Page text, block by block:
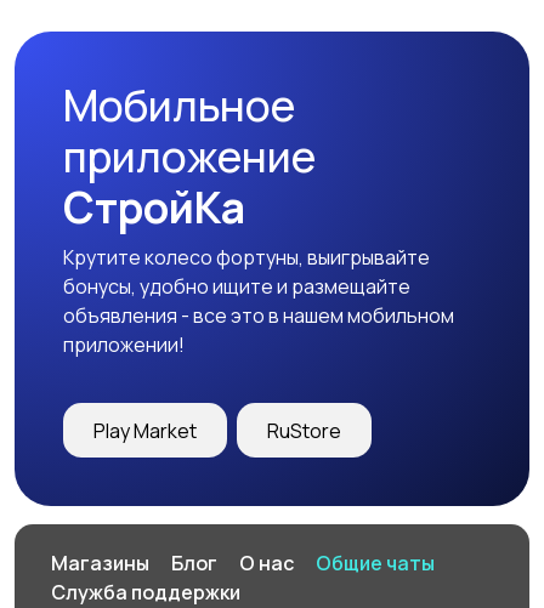
Образование и наука Офисный персонал
Перевозки, склад,
закупки 50
Продажи
Производство19
Рестораны и
Мобильное
приложение
СтройКа
Крутите колесо фортуны, выигрывайте
бонусы, удобно ищите и размещайте
объявления - все это в нашем мобильном
приложении!
Play Market RuStore
Магазины Блог О нас
Общие чаты
Служба поддержки